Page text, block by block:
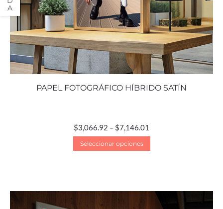
PAPEL FOTOGRÁFICO HÍBRIDO SATÍN
$3,066.92 – $7,146.01
Seleccionar opciones